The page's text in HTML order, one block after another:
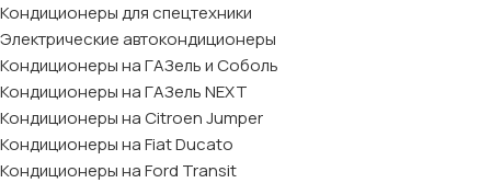
Кондиционеры для спецтехники
Электрические автокондиционеры
Кондиционеры на ГАЗель и Соболь
Кондиционеры на ГАЗель NEXT
Кондиционеры на Citroen Jumper
Кондиционеры на Fiat Ducato
Кондиционеры на Ford Transit